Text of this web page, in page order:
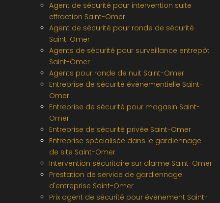
Agent de sécurité pour intervention suite
effraction Saint-Omer
Agent de sécurité pour ronde de sécurité
Saint-Omer
Agents de sécurité pour surveillance entrepôt
Saint-Omer
Agents pour ronde de nuit Saint-Omer
Entreprise de sécurité évènementielle Saint-
Omer
Entreprise de sécurité pour magasin Saint-
Omer
Entreprise de sécurité privée Saint-Omer
Entreprise spécialisée dans le gardiennage
de site Saint-Omer
Intervention sécuritaire sur alarme Saint-Omer
Prestation de service de gardiennage
d'entreprise Saint-Omer
Prix agent de sécurité pour évènement Saint-